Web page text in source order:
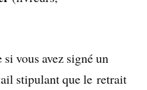
si vous avez signé un
stipulant que le retrait